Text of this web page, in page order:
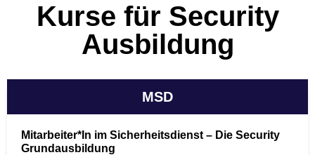
Kurse für Security
Ausbildung
MSD
Mitarbeiter*In im Sicherheitsdienst – Die Security
Grundausbildung